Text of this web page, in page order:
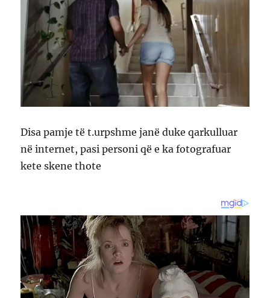
Disa pamje të t.urpshme janë duke qarkulluar
në internet, pasi personi që e ka fotografuar
kete skene thote